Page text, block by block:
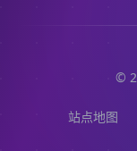
©
站点地图